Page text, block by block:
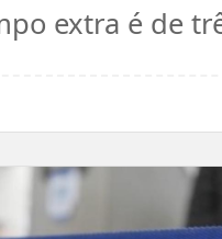
extra é de